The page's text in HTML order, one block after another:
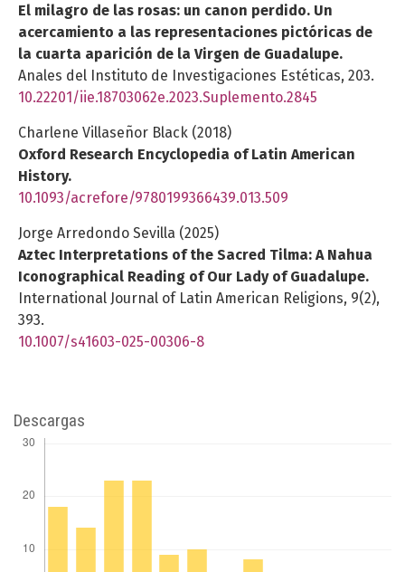
El milagro de las rosas: un canon perdido. Un
acercamiento a las representaciones pictóricas de
la cuarta aparición de la Virgen de Guadalupe.
Anales del Instituto de Investigaciones Estéticas, 203.
10.22201/iie.18703062e.2023.Suplemento.2845
Charlene Villaseñor Black (2018)
Oxford Research Encyclopedia of Latin American
History.
10.1093/acrefore/9780199366439.013.509
Jorge Arredondo Sevilla (2025)
Aztec Interpretations of the Sacred Tilma: A Nahua
Iconographical Reading of Our Lady of Guadalupe.
International Journal of Latin American Religions, 9(2),
393.
10.1007/s41603-025-00306-8
Descargas